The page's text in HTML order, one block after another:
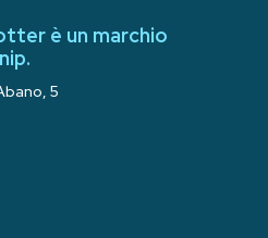
è un marchio
5